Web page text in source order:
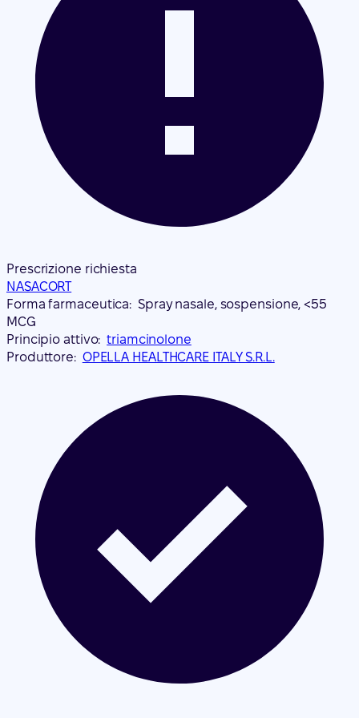
Prescrizione richiesta
NASACORT
Forma farmaceutica: Spray nasale, sospensione, <55
MCG
Principio attivo: triamcinolone
Produttore: OPELLA HEALTHCARE ITALY S.R.L.